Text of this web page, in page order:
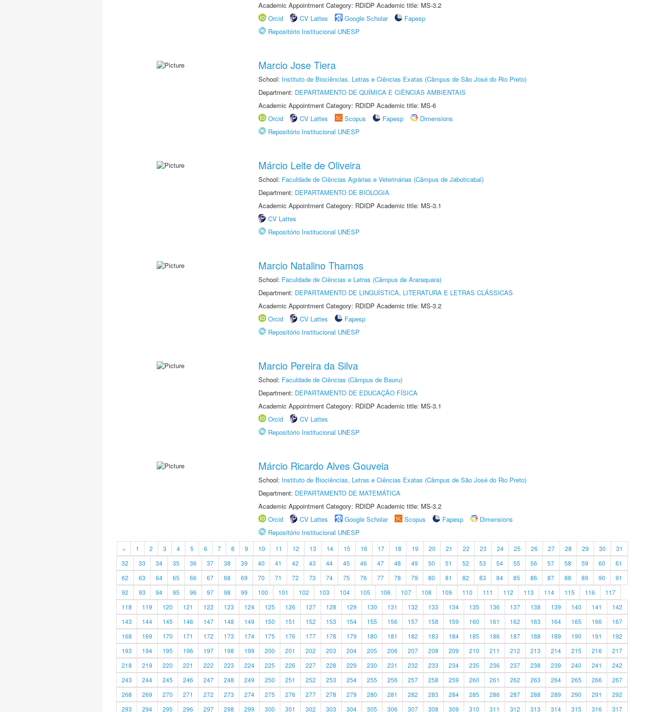
Academic Appointment Category: RDIDP Academic title: MS-3.2
Orcid
CV Lattes Google Scholar
Fapesp
Repositório Institucional UNESP
Marcio Jose Tiera
School: Instituto de Biociências, Letras e Ciências Exatas (Câmpus de São José do Rio Preto)
Department: DEPARTAMENTO DE QUÍMICA E CIÊNCIAS AMBIENTAIS
Academic Appointment Category: RDIDP Academic title: MS-6
Orcid
CV Lattes Scopus Fapesp
Dimensions
Repositório Institucional UNESP
Márcio Leite de Oliveira
School: Faculdade de Ciências Agrárias e Veterinárias (Câmpus de Jaboticabal)
Department: DEPARTAMENTO DE BIOLOGIA
Academic Appointment Category: RDIDP Academic title: MS-3.1
CV Lattes
Repositório Institucional UNESP
Marcio Natalino Thamos
School: Faculdade de Ciências e Letras (Câmpus de Araraquara)
Department: DEPARTAMENTO DE LINGUÍSTICA, LITERATURA E LETRAS CLÁSSICAS
Academic Appointment Category: RDIDP Academic title: MS-3.2
Orcid
CV Lattes
Fapesp
Repositório Institucional UNESP
Marcio Pereira da Silva
School: Faculdade de Ciências (Câmpus de Bauru)
Department: DEPARTAMENTO DE EDUCAÇÃO FÍSICA
Academic Appointment Category: RDIDP Academic title: MS-3.1
Orcid
CV Lattes
Repositório Institucional UNESP
Márcio Ricardo Alves Gouveia
School: Instituto de Biociências, Letras e Ciências Exatas (Câmpus de São José do Rio Preto)
Department: DEPARTAMENTO DE MATEMÁTICA
Academic Appointment Category: RDIDP Academic title: MS-3.2
Orcid
CV Lattes Google Scholar Scopus Fapesp
Dimensions
Repositório Institucional UNESP
« 1 2 3 4 5 6 7 8 9 10 11 12 13 14 15 16 17 18 19 20 21 22 23 24 25 26 27 28 29 30
31
32
33 34 35 36 37 38 39 40 41 42 43 44 45 46 47 48 49 50 51 52 53 54 55 56 57 58 59 60
61
62
63 64 65 66 67 68 69 70 71 72 73 74 75 76 77 78 79 80 81 82 83 84 85 86 87 88 89 90
91
92
93 94 95 96 97 98 99 100 101 102 103 104 105 106 107 108 109 110 111 112 113 114 115 116
117
118
119 120 121 122 123 124 125 126 127 128 129 130 131 132 133 134 135 136 137 138 139 140 141
142
143
144 145 146 147 148 149 150 151 152 153 154 155 156 157 158 159 160 161 162 163 164 165 166
167
168
169 170 171 172 173 174 175 176 177 178 179 180 181 182 183 184 185 186 187 188 189 190 191
192
193
194 195 196 197 198 199 200 201 202 203 204 205 206 207 208 209 210 211 212 213 214 215 216
217
218
219 220 221 222 223 224 225 226 227 228 229 230 231 232 233 234 235 236 237 238 239 240 241
242
243
244 245 246 247 248 249 250 251 252 253 254 255 256 257 258 259 260 261 262 263 264 265 266
267
268
269 270 271 272 273 274 275 276 277 278 279 280 281 282 283 284 285 286 287 288 289 290 291
292
293
294 295 296 297 298 299 300 301 302 303 304 305 306 307 308 309 310 311 312 313 314 315 316 317